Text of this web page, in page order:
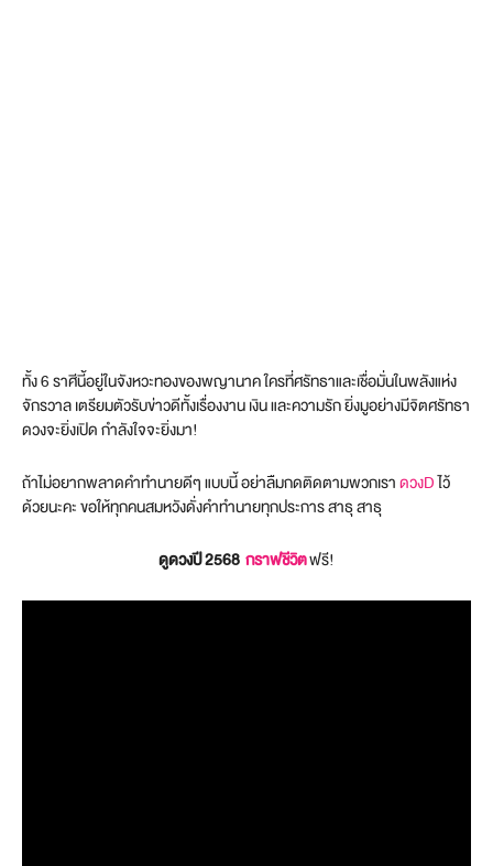
ทั้ง 6 ราศีนี้อยู่ในจังหวะทองของพญานาค ใครที่ศรัทธาและเชื่อมั่นในพลังแห่ง
จักรวาล เตรียมตัวรับข่าวดีทั้งเรื่องงาน เงิน และความรัก ยิ่งมูอย่างมีจิตศรัทธา
ดวงจะยิ่งเปิด กำลังใจจะยิ่งมา!
ถ้าไม่อยากพลาดคำทำนายดีๆ แบบนี้ อย่าลืมกดติดตามพวกเราดวงDไว้
ด้วยนะคะ ขอให้ทุกคนสมหวังดั่งคำทำนายทุกประการ สาธุ สาธุ
ดูดวงปี 2568 กราฟชีวิตฟรี!